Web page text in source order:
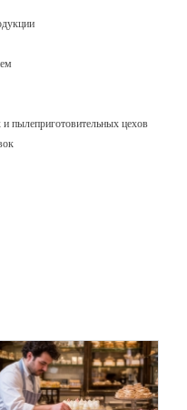
пылеприготовительных цехов